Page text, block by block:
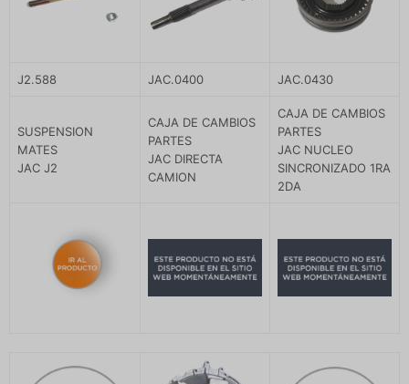
J2.588 JAC.0400 JAC.0430
SUSPENSION
MATES
JAC J2
CAJA DE CAMBIOS
PARTES
JAC DIRECTA
CAMION
CAJA DE CAMBIOS
PARTES
JAC NUCLEO
SINCRONIZADO 1RA
2DA